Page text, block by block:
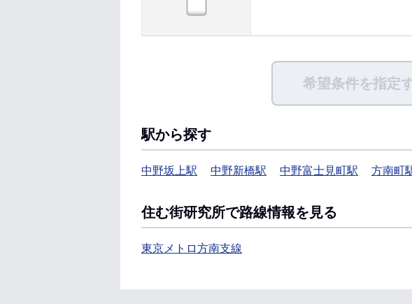
希望条件を指定
駅から探す
中野坂上駅 中野新橋駅 中野富士見町駅 方南町
住む街研究所で路線情報を見る
東京メトロ方南支線